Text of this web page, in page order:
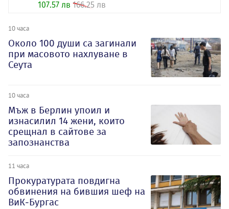
107.57 лв 166.25 лв
10 часа
Около 100 души са загинали
при масовото нахлуване в
Сеута
10 часа
Мъж в Берлин упоил и
изнасилил 14 жени, които
срещнал в сайтове за
запознанства
11 часа
Прокуратурата повдигна
обвинения на бившия шеф на
ВиК-Бургас